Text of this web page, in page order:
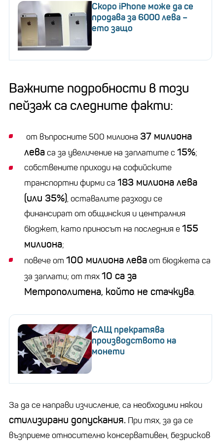
Скоро iPhone може да се
продава за 6000 лева –
ето защо
Важните подробности в този
пейзаж са следните факти:
от въпросните 500 милиона 37 милиона
леваса за увеличение на заплатите с 15%;
собствените приходи на софийските
транспортни фирми са 183 милиона лева
(или 35%), оставалите разходи се
финансират от общинския и централния
бюджет, като приносът на последния е155
милиона;
повече от 100 милиона леваот бюджета са
за заплати; от тях10 са за
Метрополитена, който не стачкува.
САЩ прекратява
производството на
монети
За да се направи изчисление, са необходими някои
стилизирани допускания. При тях, за да се
възприеме относително консервативен, безрисков